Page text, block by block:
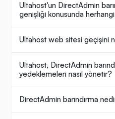
Ultahost'un DirectAdmin
genişliği konusunda herhangi
Ultahost web sitesi geçişini
Ultahost, DirectAdmin
yedeklemeleri nasıl yönetir?
DirectAdmin barındırma